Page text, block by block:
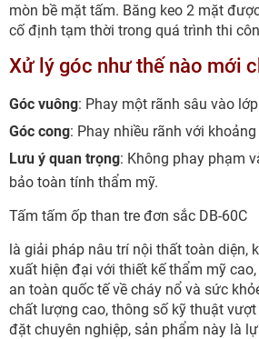
mòn bề mặt tấm. Băng keo 2 mặt
cố định tạm thời trong quá trình thi
Xử lý góc như thế nào mới
Góc vuông: Phay một rãnh sâu vào
Góc cong: Phay nhiều rãnh với
Lưu ý quan trọng: Không phay phạm
bảo toàn tính thẩm mỹ.
Tấm tấm ốp than tre đơn sắc DB-60C
là giải pháp nâu trí nội thất toàn diện,
xuất hiện đại với thiết kế thẩm mỹ
an toàn quốc tế về cháy nổ và sức
chất lượng cao, thông số kỹ thuật
đặt chuyên nghiệp, sản phẩm này là